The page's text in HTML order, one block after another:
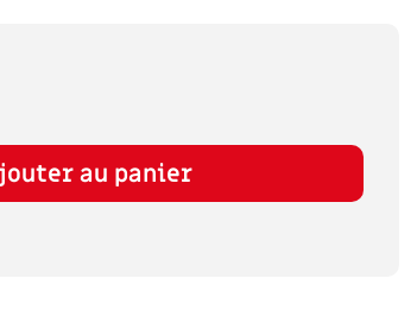
au panier